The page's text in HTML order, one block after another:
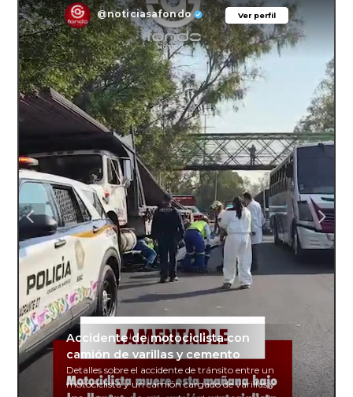
Ver perfil
@noticiasafondo Ver perfil
Accidente de motociclista con
camión de varillas y cemento
Detalles sobre el accidente de tránsito entre un
motociclista y un camión cargado de varillas y